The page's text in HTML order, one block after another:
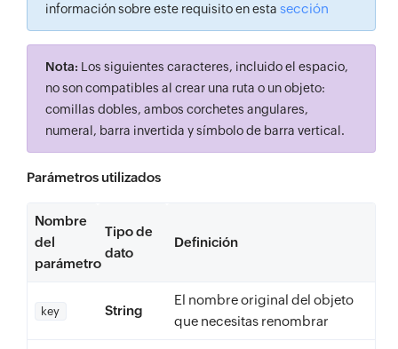
información sobre este requisito en esta sección
Nota: Los siguientes caracteres, incluido el espacio,
no son compatibles al crear una ruta o un objeto:
comillas dobles, ambos corchetes angulares,
numeral, barra invertida y símbolo de barra vertical.
Parámetros utilizados
Nombre
del
parámetro
Tipo de
dato
Definición
key String
El nombre original del objeto
que necesitas renombrar